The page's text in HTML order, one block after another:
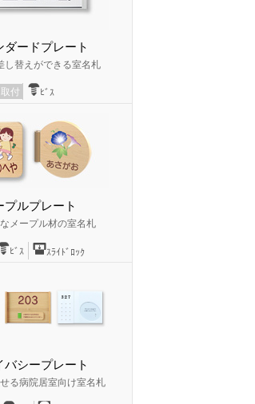
ダードプレート
し替えができる室名札
取付 ﾋﾞｽ
プルプレート
メープル材の室名札
ﾋﾞｽ ｽﾗｲﾄﾞﾛｯｸ
バシープレート
る病院居室向け室名札